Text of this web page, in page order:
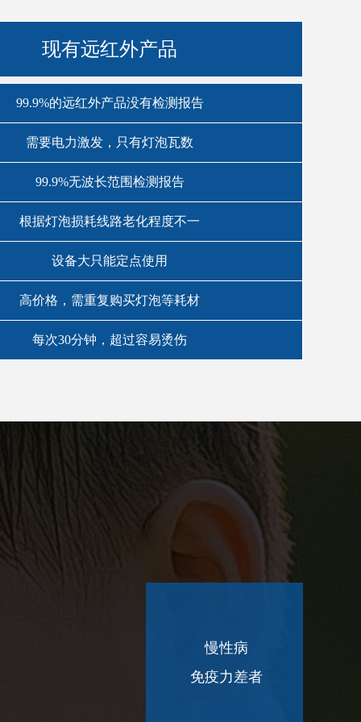
现有远红外产品
99.9%的远红外产品没有检测报告
需要电力激发，只有灯泡瓦数
99.9%无波长范围检测报告
根据灯泡损耗线路老化程度不一
设备大只能定点使用
高价格，需重复购买灯泡等耗材
每次30分钟，超过容易烫伤
慢性病
免疫力差者